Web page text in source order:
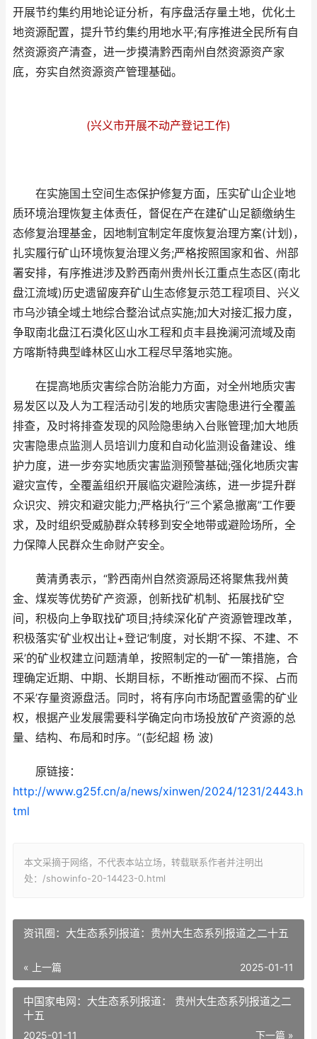
开展节约集约用地论证分析，有序盘活存量土地，优化土
地资源配置，提升节约集约用地水平;有序推进全民所有自
然资源资产清查，进一步摸清黔西南州自然资源资产家
底，夯实自然资源资产管理基础。
(兴义市开展不动产登记工作)
在实施国土空间生态保护修复方面，压实矿山企业地
质环境治理恢复主体责任，督促在产在建矿山足额缴纳生
态修复治理基金，因地制宜制定年度恢复治理方案(计划)，
扎实履行矿山环境恢复治理义务;严格按照国家和省、州部
署安排，有序推进涉及黔西南州贵州长江重点生态区(南北
盘江流域)历史遗留废弃矿山生态修复示范工程项目、兴义
市乌沙镇全域土地综合整治试点实施;加大对接汇报力度，
争取南北盘江石漠化区山水工程和贞丰县挽澜河流域及南
方喀斯特典型峰林区山水工程尽早落地实施。
在提高地质灾害综合防治能力方面，对全州地质灾害
易发区以及人为工程活动引发的地质灾害隐患进行全覆盖
排查，及时将排查发现的风险隐患纳入台账管理;加大地质
灾害隐患点监测人员培训力度和自动化监测设备建设、维
护力度，进一步夯实地质灾害监测预警基础;强化地质灾害
避灾宣传，全覆盖组织开展临灾避险演练，进一步提升群
众识灾、辨灾和避灾能力;严格执行“三个紧急撤离”工作要
求，及时组织受威胁群众转移到安全地带或避险场所，全
力保障人民群众生命财产安全。
黄清勇表示，“黔西南州自然资源局还将聚焦我州黄
金、煤炭等优势矿产资源，创新找矿机制、拓展找矿空
间，积极向上争取找矿项目;持续深化矿产资源管理改革，
积极落实‘矿业权出让+登记’制度，对长期‘不探、不建、不
采’的矿业权建立问题清单，按照制定的一矿一策措施，合
理确定近期、中期、长期目标，不断推动‘圈而不探、占而
不采’存量资源盘活。同时，将有序向市场配置亟需的矿业
权，根据产业发展需要科学确定向市场投放矿产资源的总
量、结构、布局和时序。”(彭纪超 杨 波)
原链接：
http://www.g25f.cn/a/news/xinwen/2024/1231/2443.h
tml
本文采摘于网络，不代表本站立场，转载联系作者并注明出
处：/showinfo-20-14423-0.html
资讯圈：大生态系列报道：贵州大生态系列报道之二十五​​​​​​​​​​​​​​​​​​​​​​​​​​​​​​​​​​​
« 上一篇 2025-01-11
中国家电网：大生态系列报道： 贵州大生态系列报道之二
十五
下一篇 »
2025-01-11